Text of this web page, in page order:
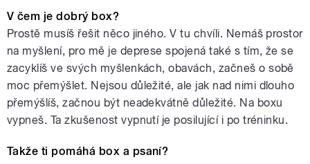
V čem je dobrý box?
Prostě musíš řešit něco jiného. V tu chvíli. Nemáš prostor
na myšlení, pro mě je deprese spojená také s tím, že se
zacyklíš ve svých myšlenkách, obavách, začneš o sobě
moc přemýšlet. Nejsou důležité, ale jak nad nimi dlouho
přemýšlíš, začnou být neadekvátně důležité. Na boxu
vypneš. Ta zkušenost vypnutí je posilující i po tréninku.
Takže ti pomáhá box a psaní?